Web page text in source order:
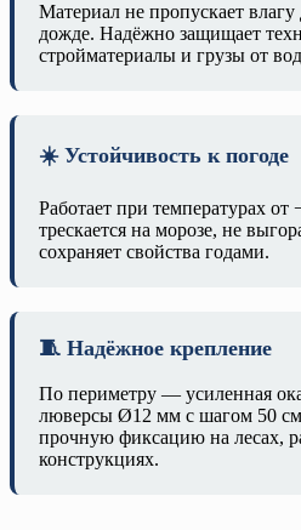
Материал не пропускает
дожде. Надёжно защищает
стройматериалы и грузы от
☀️ Устойчивость к погоде
Работает при температурах от
трескается на морозе, не
сохраняет свойства годами.
🧵 Надёжное крепление
По периметру — усиленная
люверсы Ø12 мм с шагом 50
прочную фиксацию на лесах,
конструкциях.